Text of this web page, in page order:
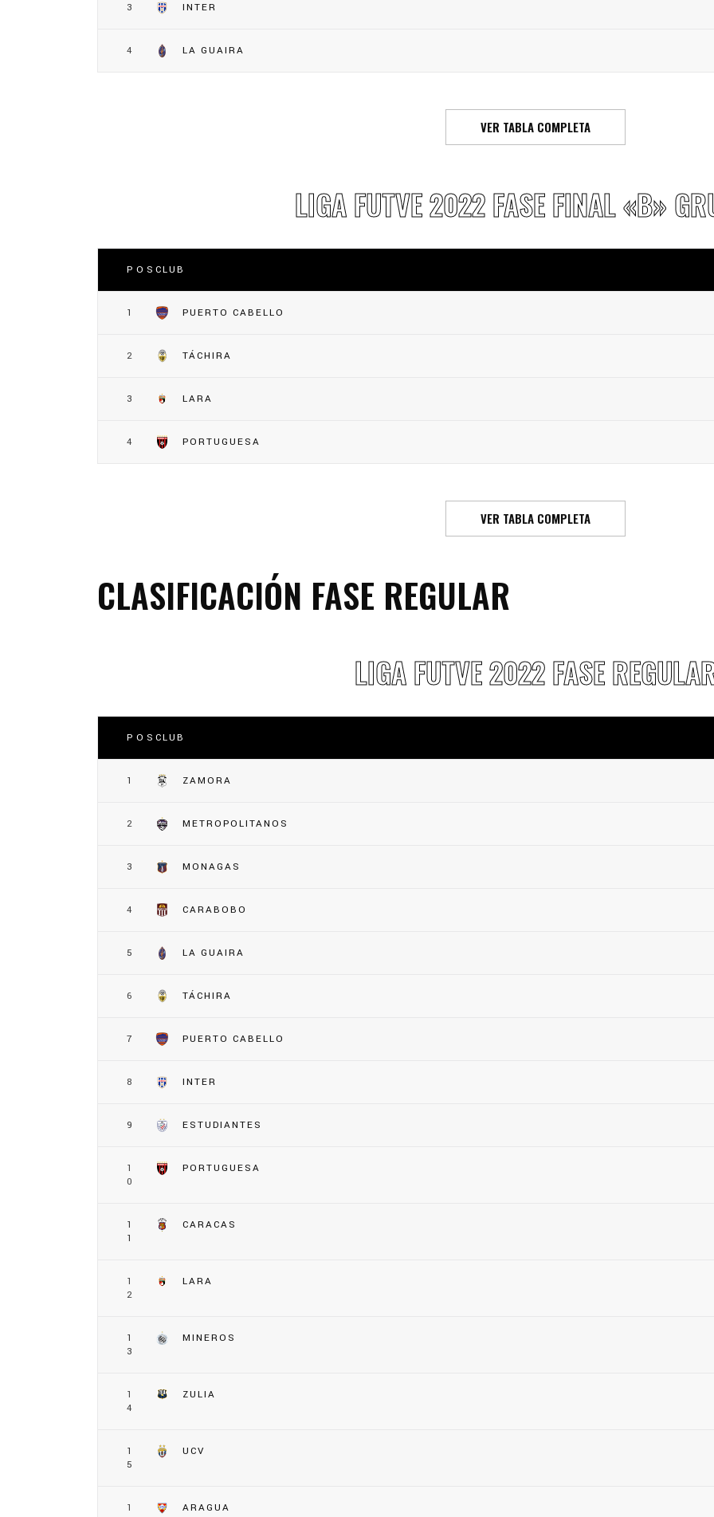
3 INTER
4 LA GUAIRA
VER TABLA COMPLETA
LIGA FUTVE 2022 FASE FINAL «B»
POSCLUB
1 PUERTO CABELLO
2 TÁCHIRA
3 LARA
4 PORTUGUESA
VER TABLA COMPLETA
CLASIFICACIÓN FASE REGULAR
LIGA FUTVE 2022 FASE
POSCLUB
1 ZAMORA
2 METROPOLITANOS
3 MONAGAS
4 CARABOBO
5 LA GUAIRA
6 TÁCHIRA
7 PUERTO CABELLO
8 INTER
9 ESTUDIANTES
1
0
PORTUGUESA
1
1
CARACAS
1
2
LARA
1
3
MINEROS
1
4
ZULIA
1
5
UCV
1
ARAGUA